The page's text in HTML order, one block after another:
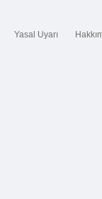
Yasal Uyarı